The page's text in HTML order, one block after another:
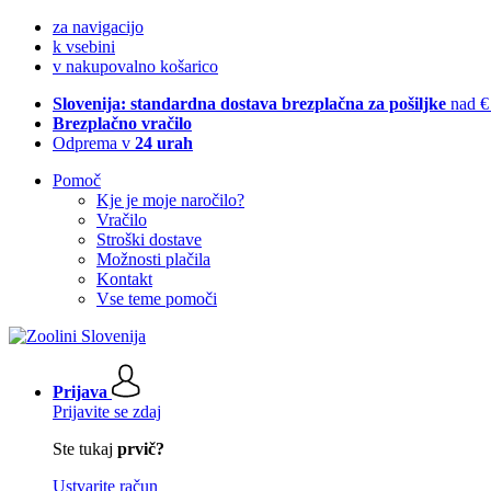
za navigacijo
k vsebini
v nakupovalno košarico
Slovenija: standardna dostava brezplačna za pošiljke nad
Brezplačno vračilo
Odprema v 24 urah
Pomoč
Kje je moje naročilo?
Vračilo
Stroški dostave
Možnosti plačila
Kontakt
Vse teme pomoči
Prijava
Prijavite se zdaj
Ste tukaj prvič?
Ustvarite račun